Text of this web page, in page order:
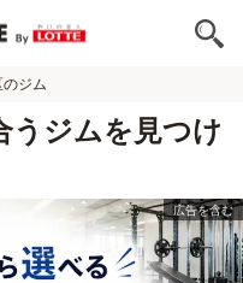
ジム
うジムを見つけ